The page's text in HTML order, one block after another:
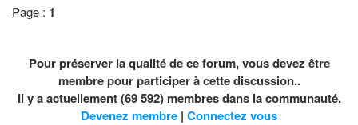
Page : 1
Pour préserver la qualité de ce forum, vous devez être
membre pour participer à cette discussion..
Il y a actuellement (69 592) membres dans la communauté.
Devenez membre | Connectez vous